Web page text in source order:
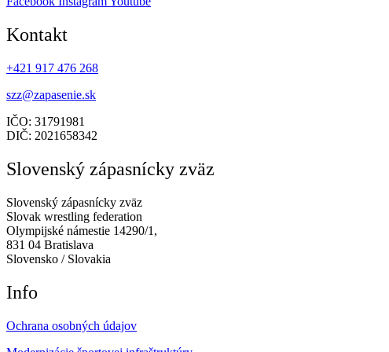
Kontakt
+421 917 476 268
szz@zapasenie.sk
IČO: 31791981
DIČ: 2021658342
Slovenský zápasnícky zväz
Slovenský zápasnícky zväz
Slovak wrestling federation
Olympijské námestie 14290/1,
831 04 Bratislava
Slovensko / Slovakia
Info
Ochrana osobných údajov